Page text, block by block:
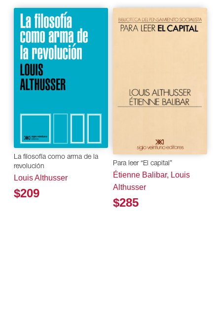
La filosofía como arma de la
revolución
Louis Althusser
$209
Para leer “El capital”
Étienne Balibar, Louis
Althusser
$285